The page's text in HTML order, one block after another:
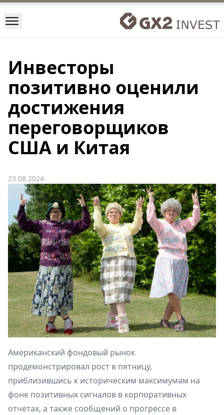
Инвесторы
позитивно оценили
достижения
переговорщиков
США и Китая
23.08.2024
Американский фондовый рынок
продемонстрировал рост в пятницу,
приблизившись к историческим максимумам на
фоне позитивных сигналов в корпоративных
отчетах, а также сообщений о прогрессе в